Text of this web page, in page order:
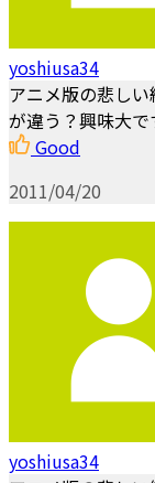
yoshiusa34
アニメ版の悲し
が違う？興味大で
Good
2011/04/20
yoshiusa34